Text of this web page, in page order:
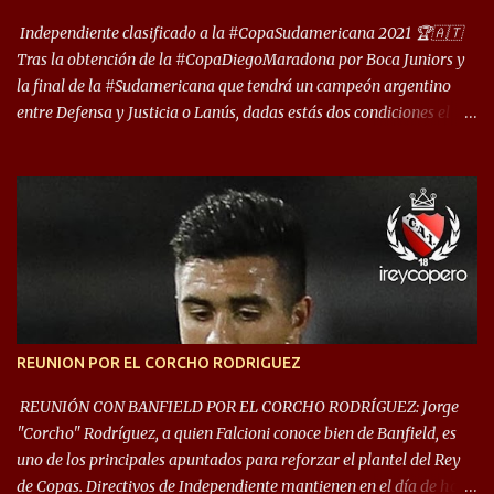
deporte”, afirmó Facundo Moyano. “Creo que Avellaneda...
Independiente clasificado a la #CopaSudamericana 2021 🏆🇦🇹
Tras la obtención de la #CopaDiegoMaradona por Boca Juniors y
la final de la #Sudamericana que tendrá un campeón argentino
entre Defensa y Justicia o Lanús, dadas estás dos condiciones el
que iniciará en fase de grupos con 6 partidos, de los cuales sólo los
primeros de cada grupo jugarán los 8vos. con los 3ros. mejores de
las fases de grupos de la #CopaLibertadores 2021. ¡Este año hay
noche de Copas Rey! ⚽🇦🇹👑🏆.
REUNION POR EL CORCHO RODRIGUEZ
REUNIÓN CON BANFIELD POR EL CORCHO RODRÍGUEZ: Jorge
"Corcho" Rodríguez, a quien Falcioni conoce bien de Banfield, es
uno de los principales apuntados para reforzar el plantel del Rey
de Copas. Directivos de Independiente mantienen en el día de hoy